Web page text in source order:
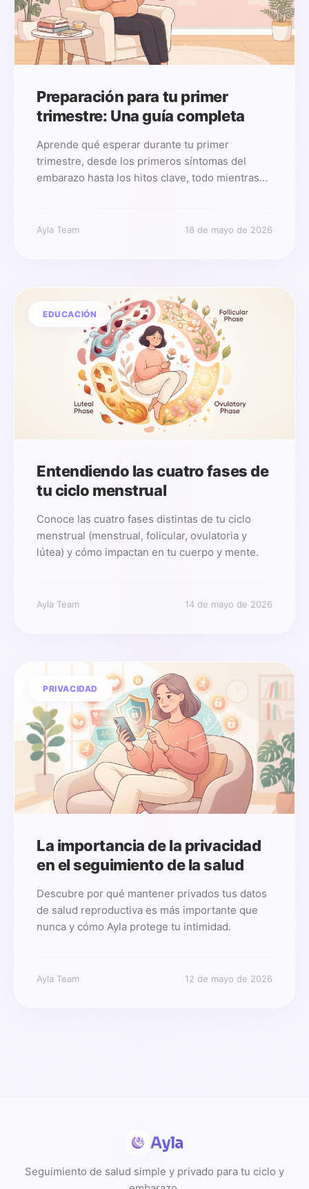
Preparación para tu primer
trimestre: Una guía completa
Aprende qué esperar durante tu primer
trimestre, desde los primeros síntomas del
embarazo hasta los hitos clave, todo mientras
Ayla Team 18 de mayo de 2026
EDUCACIÓN
Entendiendo las cuatro fases de
tu ciclo menstrual
Conoce las cuatro fases distintas de tu ciclo
menstrual (menstrual, folicular, ovulatoria y
lútea) y cómo impactan en tu cuerpo y mente.
Ayla Team 14 de mayo de 2026
PRIVACIDAD
La importancia de la privacidad
en el seguimiento de la salud
Descubre por qué mantener privados tus datos
de salud reproductiva es más importante que
nunca y cómo Ayla protege tu intimidad.
Ayla Team 12 de mayo de 2026
Ayla
Seguimiento de salud simple y privado para tu ciclo y